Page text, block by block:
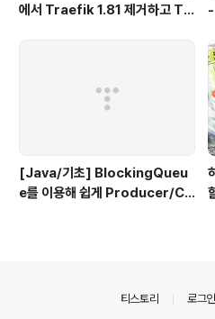
에서 Traefik 1.81 제거하고 Tr
[Java/기초] BlockingQueu
e를 이용해 쉽게 Producer/Co
티스토리 로그인